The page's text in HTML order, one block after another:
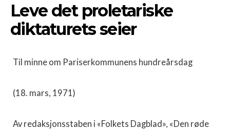
Leve det proletariske
diktaturets seier
Til minne om Pariserkommunens hundreårsdag
(18. mars, 1971)
Av redaksjonsstaben i «Folkets Dagblad», «Den røde